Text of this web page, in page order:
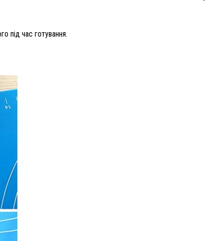
під час готування.